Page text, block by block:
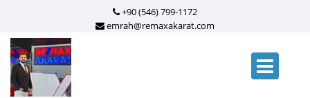
+90 (546) 799-1172
emrah@remaxakarat.com